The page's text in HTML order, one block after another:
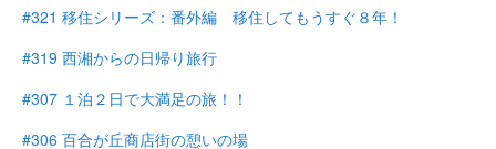
#321 移住シリーズ：番外編 移住してもうすぐ８年！
#319 西湘からの日帰り旅行
#307 １泊２日で大満足の旅！！
#306 百合が丘商店街の憩いの場